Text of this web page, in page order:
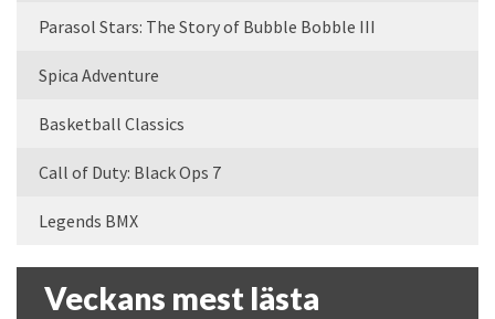
Parasol Stars: The Story of Bubble Bobble III
Spica Adventure
Basketball Classics
Call of Duty: Black Ops 7
Legends BMX
Veckans mest lästa